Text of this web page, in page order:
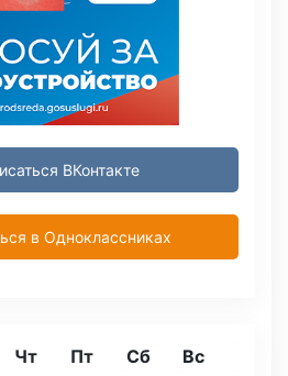
ВКонтакте
в Одноклассниках
Чт Пт Сб Вс